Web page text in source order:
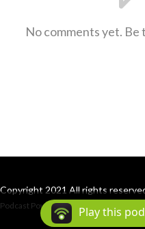
No comments yet.
Copyright 2021 All rights
Podcast Powered By Podbean
Play this